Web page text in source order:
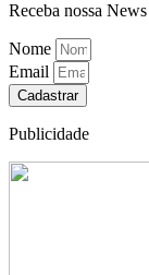
Receba nossa News
Nome
Email
Cadastrar
Publicidade